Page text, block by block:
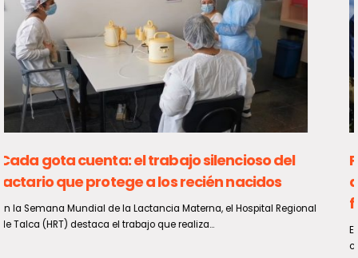
Primer operativo masivo tras la agenda ACOT
deja 656 detenidos y más de 33 mil
fiscalizaciones en todo el país
El primer despliegue policial simultáneo realizado en las 346